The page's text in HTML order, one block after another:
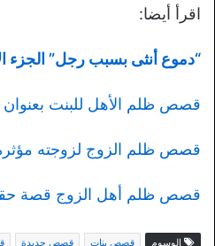
اقرأ أيضا:
“دموع أنثى بسبب رجل” الجزء
قصص ظلم الأهل للبنت بعنوان
قصص ظلم الزوج لزوجته
قصص ظلم أهل الزوج قصة
الوسوم قصص بنات قصص جديدة